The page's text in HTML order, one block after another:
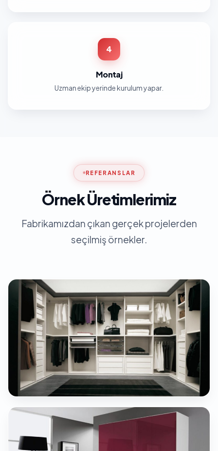
4
Montaj
Uzman ekip yerinde kurulum yapar.
REFERANSLAR
Örnek Üretimlerimiz
Fabrikamızdan çıkan gerçek projelerden
seçilmiş örnekler.